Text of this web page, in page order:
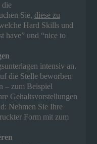
die
Sie, diese zu
Hard Skills und
have” und “nice to
intensiv an.
die Stelle beworben
– zum Beispiel
Gehaltsvorstellungen
Nehmen Sie Ihre
Form mit zum